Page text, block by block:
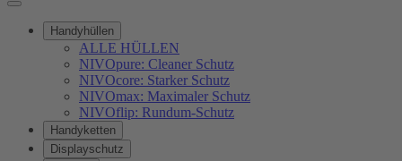
Handyhüllen
ALLE HÜLLEN
NIVOpure: Cleaner Schutz
NIVOcore: Starker Schutz
NIVOmax: Maximaler Schutz
NIVOflip: Rundum-Schutz
Handyketten
Displayschutz